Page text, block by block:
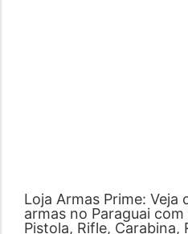
Loja Armas Prime: Veja
armas no Paraguai
Pistola, Rifle, Carabina,